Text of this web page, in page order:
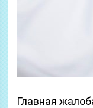
Главная